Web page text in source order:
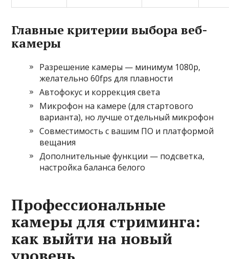
Главные критерии выбора веб-
камеры
Разрешение камеры — минимум 1080p,
желательно 60fps для плавности
Автофокус и коррекция света
Микрофон на камере (для стартового
варианта), но лучше отдельный микрофон
Совместимость с вашим ПО и платформой
вещания
Дополнительные функции — подсветка,
настройка баланса белого
Профессиональные
камеры для стриминга:
как выйти на новый